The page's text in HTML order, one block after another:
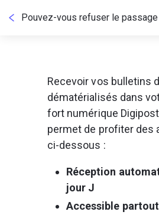
Recevoir vos bulletins
dématérialisés dans
fort numérique
permet de profiter des
ci-dessous :
Réception
jour J
Accessible